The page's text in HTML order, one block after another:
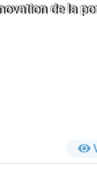
de la